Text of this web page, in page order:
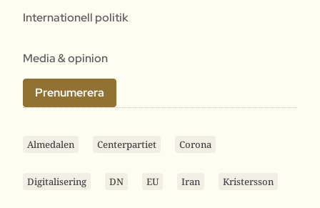
Internationell politik
Media & opinion
Prenumerera
Almedalen Centerpartiet Corona
Digitalisering DN EU Iran Kristersson